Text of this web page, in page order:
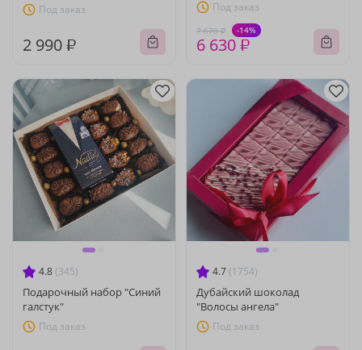
Под заказ
2 990 ₽
Под заказ
7 670 ₽ -14%
6 630 ₽
4.8 (345)
Подарочный набор "Синий
галстук"
Под заказ
4.7 (1754)
Дубайский шоколад
"Волосы ангела"
Под заказ